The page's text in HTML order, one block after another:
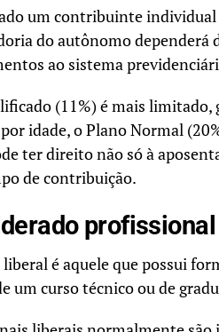
um contribuinte
do autônomo
ao sistema
(11%) é mais
idade, o Plano Normal
ter direito não só à
de contribuição.
é aquele que possui
um curso técnico ou de